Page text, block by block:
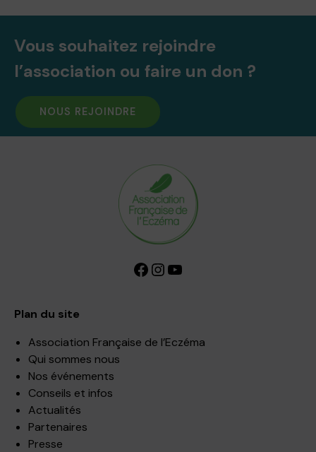
Vous souhaitez rejoindre
l’association ou faire un don ?
NOUS REJOINDRE
Facebook InstagramYouTube
Plan du site
Association Française de l’Eczéma
Qui sommes nous
Nos événements
Conseils et infos
Actualités
Partenaires
Presse